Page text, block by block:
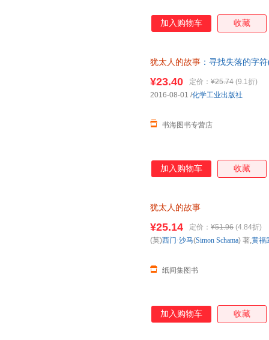
加入购物车 收藏
犹太人的故事 ：寻找失落的字
¥23.40 定价： ¥25.74 (9.1折)
书海图书专营店
2016-08-01 /化学工业出版社
加入购物车 收藏
犹太人的故事
¥25.14 定价： ¥51.96 (4.84折)
纸间集图书
(英)西门·沙马(Simon Schama) 著,黄福
加入购物车 收藏